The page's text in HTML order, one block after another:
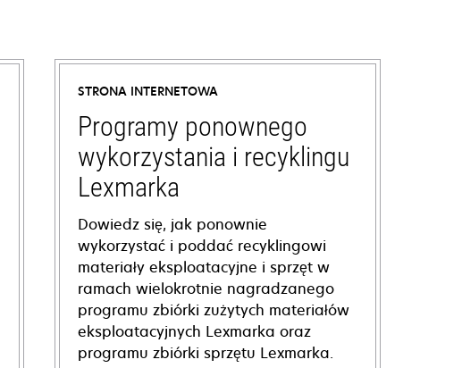
STRONA INTERNETOWA
Programy ponownego
wykorzystania i recyklingu
Lexmarka
Dowiedz się, jak ponownie
wykorzystać i poddać recyklingowi
materiały eksploatacyjne i sprzęt w
ramach wielokrotnie nagradzanego
programu zbiórki zużytych materiałów
eksploatacyjnych Lexmarka oraz
programu zbiórki sprzętu Lexmarka.